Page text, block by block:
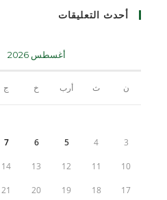
أحدث التعليقات
أغسطس 2026
ن ث أرب خ ج
3
4
5
6
7
10
11
12
13
14
17
18
19
20
21